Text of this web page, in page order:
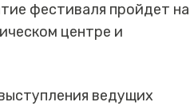
фестиваля пройдет на
центре и
ведущих